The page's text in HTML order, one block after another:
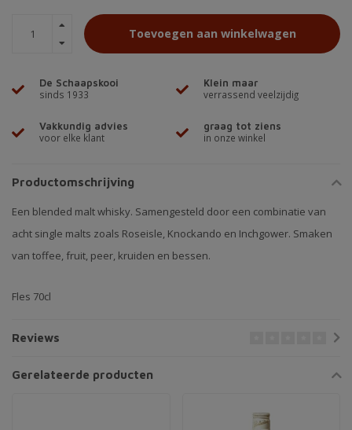
Toevoegen aan winkelwagen
De Schaapskooi
sinds 1933
Klein maar
verrassend veelzijdig
Vakkundig advies
voor elke klant
graag tot ziens
in onze winkel
Productomschrijving
Een blended malt whisky. Samengesteld door een combinatie van
acht single malts zoals Roseisle, Knockando en Inchgower. Smaken
van toffee, fruit, peer, kruiden en bessen.
Fles 70cl
Reviews
Gerelateerde producten